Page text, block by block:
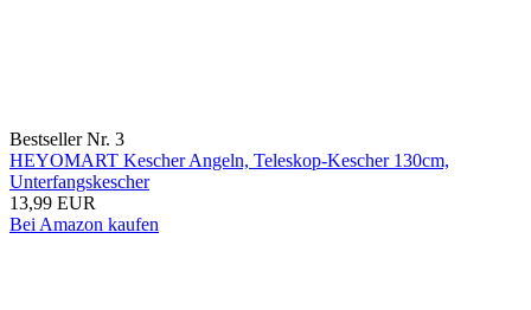
Bestseller Nr. 3
HEYOMART Kescher Angeln, Teleskop-Kescher 130cm,
Unterfangskescher
13,99 EUR
Bei Amazon kaufen